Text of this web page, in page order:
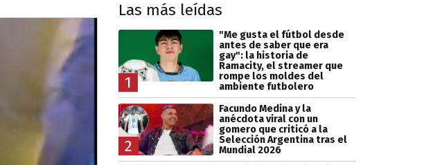
Las más leídas
1
"Me gusta el fútbol desde
antes de saber que era
gay": la historia de
Ramacity, el streamer que
rompe los moldes del
ambiente futbolero
2
Facundo Medina y la
anécdota viral con un
gomero que criticó a la
Selección Argentina tras el
Mundial 2026